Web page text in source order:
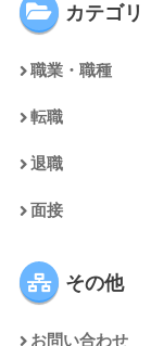
カテゴリ
職業・職種
転職
退職
面接
その他
お問い合わせ